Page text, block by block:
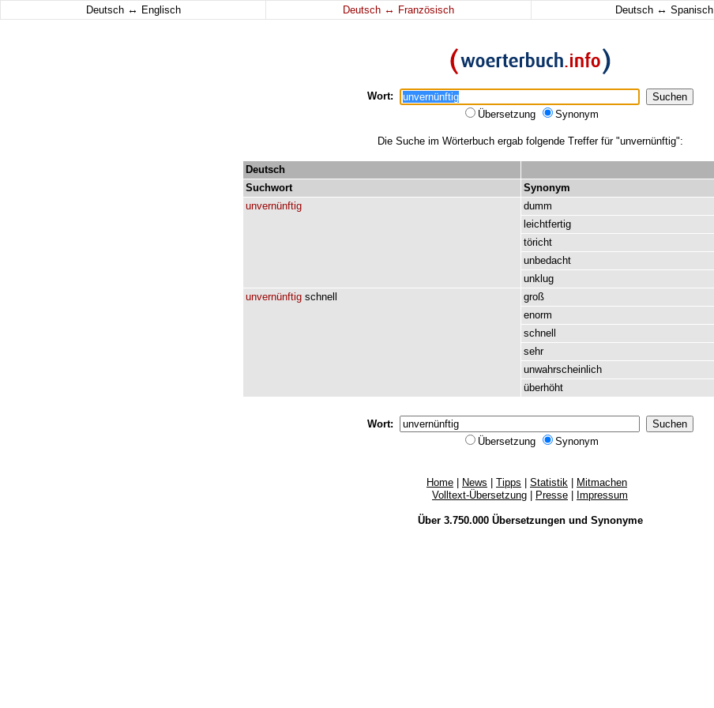
Deutsch ↔ Englisch Deutsch ↔ Französisch Deutsch ↔ Spanisch
Wort:
Übersetzung
Synonym
Die Suche im Wörterbuch ergab folgende Treffer für "unvernünftig":
Deutsch
Suchwort
Synonym
unvernünftig
dumm
leichtfertig
töricht
unbedacht
unklug
unvernünftig schnell
groß
enorm
schnell
sehr
unwahrscheinlich
überhöht
Wort:
Übersetzung
Synonym
Home News Tipps Statistik
Mitmachen
Volltext-Übersetzung
Presse Impressum
Über 3.750.000 Übersetzungenund Synonyme